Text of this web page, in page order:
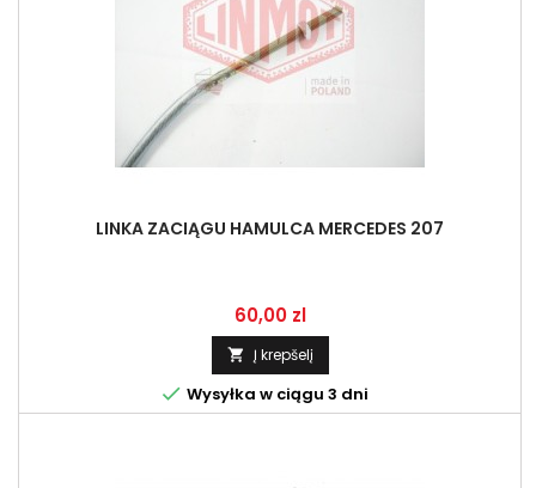
LINKA ZACIĄGU HAMULCA MERCEDES 207
Kaina
60,00 zl
 Į krepšelį
 Wysyłka w ciągu 3 dni